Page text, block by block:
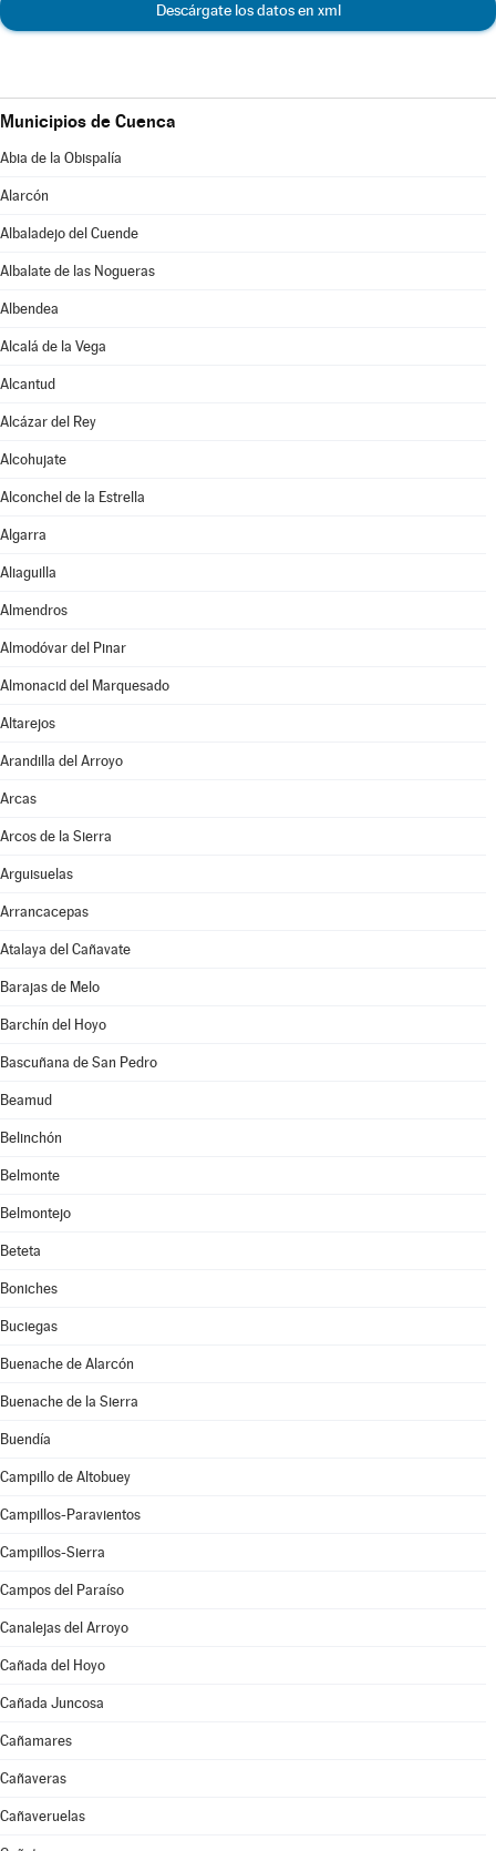
Descárgate los datos en xml
Municipios de Cuenca
Abia de la Obispalía
Alarcón
Albaladejo del Cuende
Albalate de las Nogueras
Albendea
Alcalá de la Vega
Alcantud
Alcázar del Rey
Alcohujate
Alconchel de la Estrella
Algarra
Aliaguilla
Almendros
Almodóvar del Pinar
Almonacid del Marquesado
Altarejos
Arandilla del Arroyo
Arcas
Arcos de la Sierra
Arguisuelas
Arrancacepas
Atalaya del Cañavate
Barajas de Melo
Barchín del Hoyo
Bascuñana de San Pedro
Beamud
Belinchón
Belmonte
Belmontejo
Beteta
Boniches
Buciegas
Buenache de Alarcón
Buenache de la Sierra
Buendía
Campillo de Altobuey
Campillos-Paravientos
Campillos-Sierra
Campos del Paraíso
Canalejas del Arroyo
Cañada del Hoyo
Cañada Juncosa
Cañamares
Cañaveras
Cañaveruelas